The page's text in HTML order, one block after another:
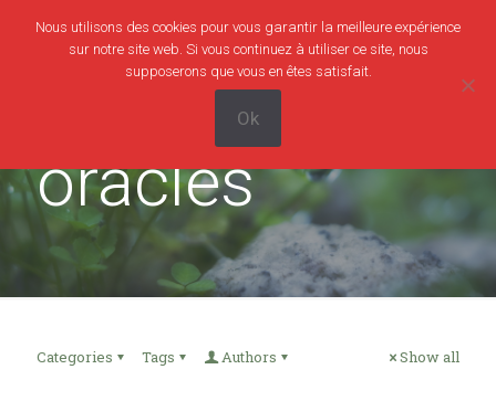
0
0,00€
oracles
Categories Tags Authors Show all
Nous utilisons des cookies pour vous garantir la meilleure expérience
sur notre site web. Si vous continuez à utiliser ce site, nous
supposerons que vous en êtes satisfait.
Ok